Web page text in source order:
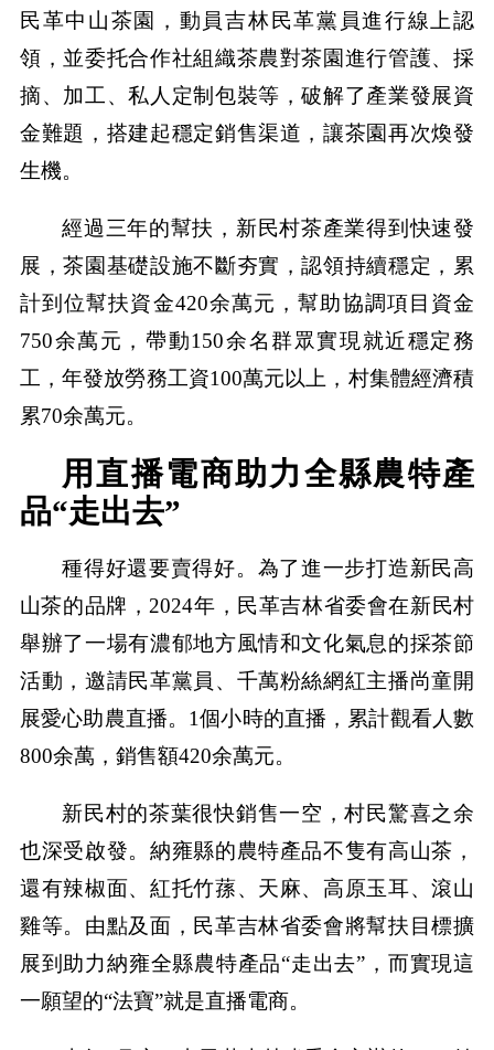
民革中山茶園，動員吉林民革黨員進行線上認
領，並委托合作社組織茶農對茶園進行管護、採
摘、加工、私人定制包裝等，破解了產業發展資
金難題，搭建起穩定銷售渠道，讓茶園再次煥發
生機。
經過三年的幫扶，新民村茶產業得到快速發
展，茶園基礎設施不斷夯實，認領持續穩定，累
計到位幫扶資金420余萬元，幫助協調項目資金
750余萬元，帶動150余名群眾實現就近穩定務
工，年發放勞務工資100萬元以上，村集體經濟積
累70余萬元。
用直播電商助力全縣農特產
品“走出去”
種得好還要賣得好。為了進一步打造新民高
山茶的品牌，2024年，民革吉林省委會在新民村
舉辦了一場有濃郁地方風情和文化氣息的採茶節
活動，邀請民革黨員、千萬粉絲網紅主播尚童開
展愛心助農直播。1個小時的直播，累計觀看人數
800余萬，銷售額420余萬元。
新民村的茶葉很快銷售一空，村民驚喜之余
也深受啟發。納雍縣的農特產品不隻有高山茶，
還有辣椒面、紅托竹蓀、天麻、高原玉耳、滾山
雞等。由點及面，民革吉林省委會將幫扶目標擴
展到助力納雍全縣農特產品“走出去”，而實現這
一願望的“法寶”就是直播電商。